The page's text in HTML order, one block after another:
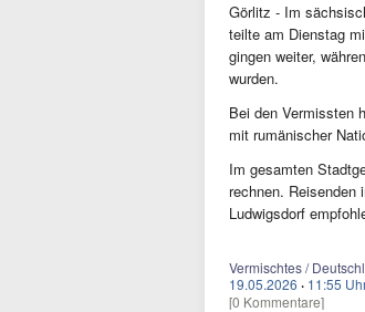
Görlitz - Im
teilte am Dienstag
gingen weiter,
wurden.
Bei den Vermissten
mit rumänischer
Im gesamten
rechnen. Reisenden
Ludwigsdorf
Vermischtes /
19.05.2026 · 11:55
[0 Kommentare]